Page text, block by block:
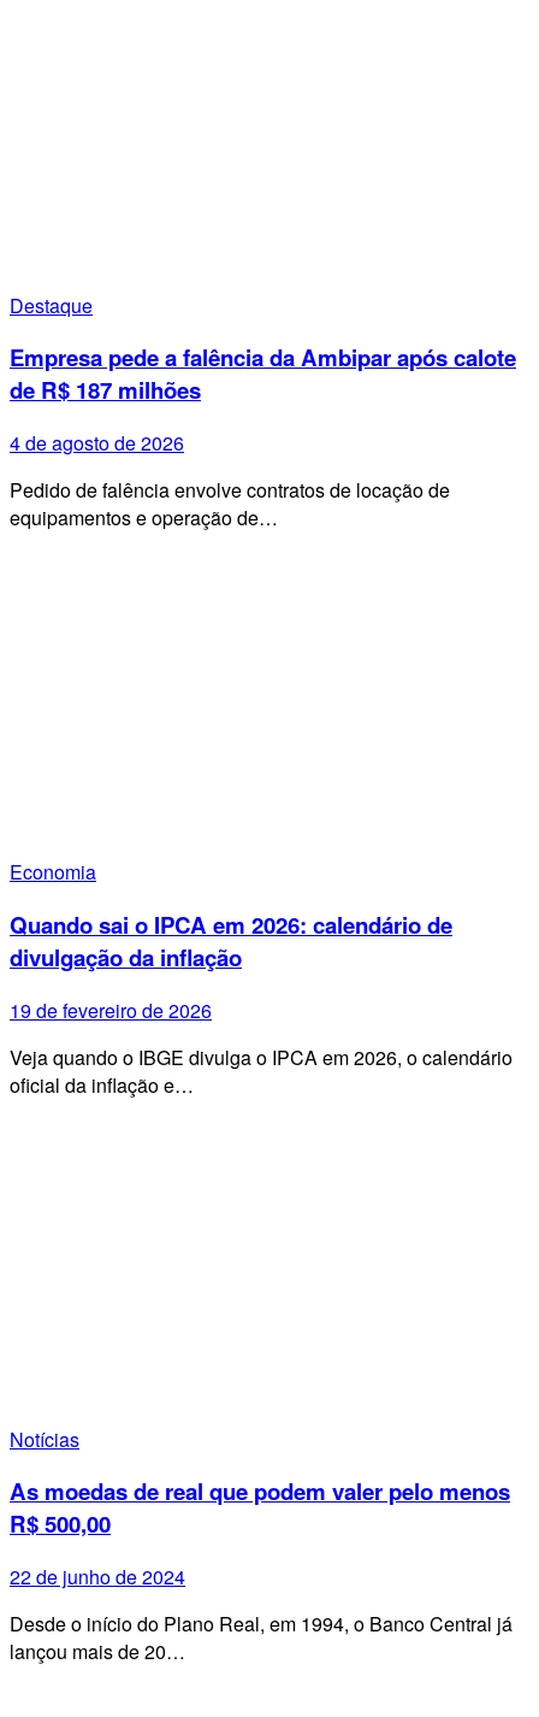
Destaque
Empresa pede a falência da Ambipar após calote
de R$ 187 milhões
4 de agosto de 2026
Pedido de falência envolve contratos de locação de
equipamentos e operação de…
Economia
Quando sai o IPCA em 2026: calendário de
divulgação da inflação
19 de fevereiro de 2026
Veja quando o IBGE divulga o IPCA em 2026, o calendário
oficial da inflação e…
Notícias
As moedas de real que podem valer pelo menos
R$ 500,00
22 de junho de 2024
Desde o início do Plano Real, em 1994, o Banco Central já
lançou mais de 20…